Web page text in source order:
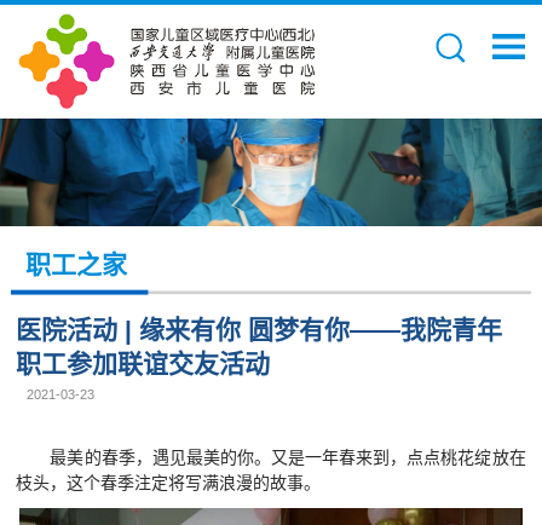
职工之家
医院活动 | 缘来有你 圆梦有你——我院青年
职工参加联谊交友活动
2021-03-23
最美的春季，遇见最美的你。又是一年春来到，点点桃花绽放在
枝头，这个春季注定将写满浪漫的故事。